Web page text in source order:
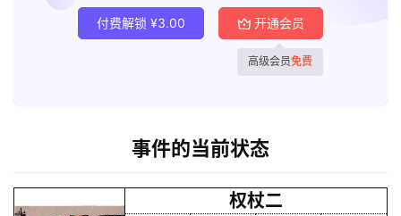
付费解锁 ¥3.00 开通会员
高级会员免费
事件的当前状态
权杖二